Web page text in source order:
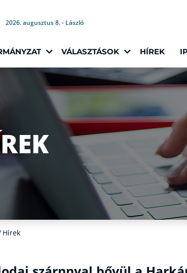
2026. augusztus 8. - László
VÁLASZTÁSOK HÍREK
Hírek